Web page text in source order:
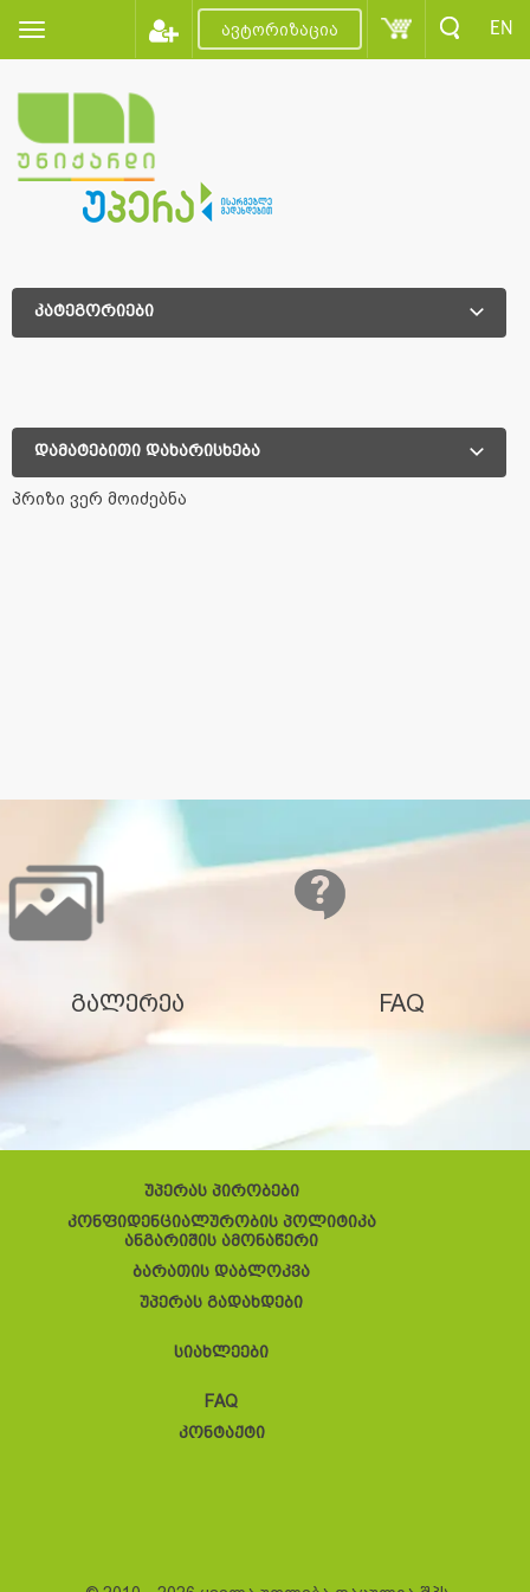
ავტორიზაცია EN
კატეგორიები
დამატებითი დახარისხება
პრიზი ვერ მოიძებნა
გალერეა FAQ
უპერას პირობები
კონფიდენციალურობის პოლიტიკა
ანგარიშის ამონაწერი
ბარათის დაბლოკვა
უპერას გადახდები
სიახლეები
FAQ
კონტაქტი